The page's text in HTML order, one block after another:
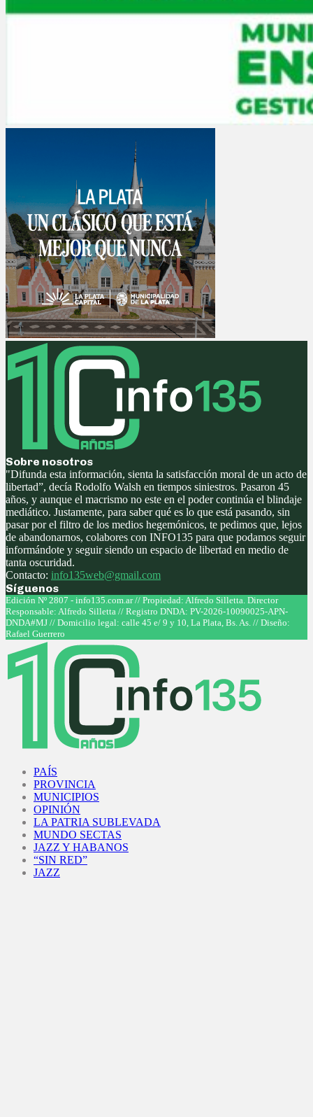
Sobre nosotros
"Difunda esta información, sienta la satisfacción moral de un acto de
libertad”, decía Rodolfo Walsh en tiempos siniestros. Pasaron 45
años, y aunque el macrismo no este en el poder continúa el blindaje
mediático. Justamente, para saber qué es lo que está pasando, sin
pasar por el filtro de los medios hegemónicos, te pedimos que, lejos
de abandonarnos, colabores con INFO135 para que podamos seguir
informándote y seguir siendo un espacio de libertad en medio de
tanta oscuridad.
Contacto: info135web@gmail.com
Síguenos
Facebook
Twitter
Instagram
Youtube
Edición Nº 2807 - info135.com.ar // Propiedad: Alfredo Silletta. Director
Responsable: Alfredo Silletta // Registro DNDA: PV-2026-10090025-APN-
DNDA#MJ // Domicilio legal: calle 45 e/ 9 y 10, La Plata, Bs. As. // Diseño:
Rafael Guerrero
PAÍS
PROVINCIA
MUNICIPIOS
OPINIÓN
LA PATRIA SUBLEVADA
MUNDO SECTAS
JAZZ Y HABANOS
“SIN RED”
JAZZ